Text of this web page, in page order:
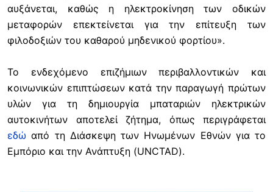
αυξάνεται, καθώς η ηλεκτροκίνηση των οδικών
μεταφορών επεκτείνεται για την επίτευξη των
φιλοδοξιών του καθαρού μηδενικού φορτίου».
Το ενδεχόμενο επιζήμιων περιβαλλοντικών και
κοινωνικών επιπτώσεων κατά την παραγωγή πρώτων
υλών για τη δημιουργία μπαταριών ηλεκτρικών
αυτοκινήτων αποτελεί ζήτημα, όπως περιγράφεται
εδώ από τη Διάσκεψη των Ηνωμένων Εθνών για το
Εμπόριο και την Ανάπτυξη (UNCTAD).